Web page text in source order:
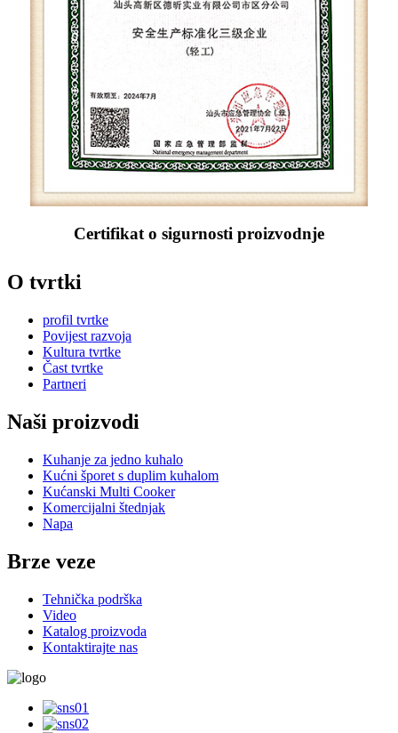
Certifikat o sigurnosti proizvodnje
O tvrtki
profil tvrtke
Povijest razvoja
Kultura tvrtke
Čast tvrtke
Partneri
Naši proizvodi
Kuhanje za jedno kuhalo
Kućni šporet s duplim kuhalom
Kućanski Multi Cooker
Komercijalni štednjak
Napa
Brze veze
Tehnička podrška
Video
Katalog proizvoda
Kontaktirajte nas